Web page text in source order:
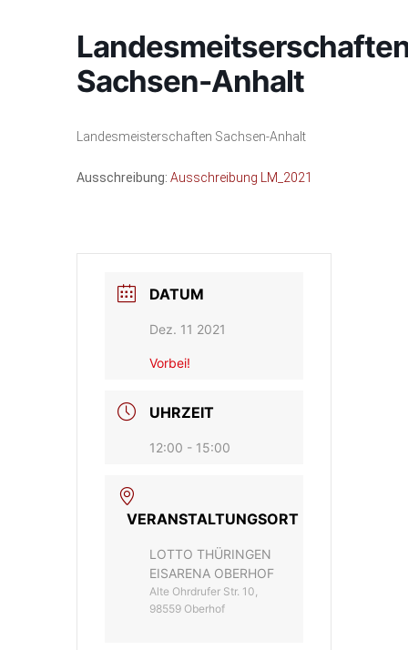
Sachsen-Anhalt
Landesmeisterschaften Sachsen-Anhalt
Ausschreibung: Ausschreibung LM_2021
DATUM
Dez. 11 2021
Vorbei!
UHRZEIT
12:00 - 15:00
VERANSTALTUNGSORT
LOTTO THÜRINGEN
EISARENA OBERHOF
Alte Ohrdrufer Str. 10,
98559 Oberhof